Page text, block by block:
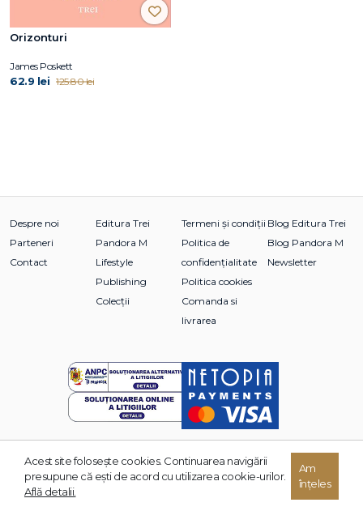
Orizonturi
James Poskett
62.9 lei 125.80 lei
Despre noi
Parteneri
Contact
Editura Trei
Pandora M
Lifestyle
Publishing
Colecții
Termeni și condiții
Politica de
confidențialitate
Politica cookies
Comanda si
livrarea
Blog Editura Trei
Blog Pandora M
Newsletter
© 2026 Grupul Editorial TREI. Toate drepturile rezervate.
Acest site foloseşte cookies. Continuarea navigării
presupune că eşti de acord cu utilizarea cookie-urilor.
Află detalii.
Am
înțeles